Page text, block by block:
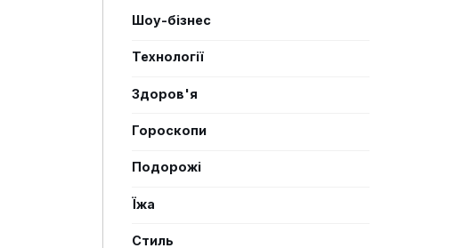
Шоу-бізнес
Технології
Здоров'я
Гороскопи
Подорожі
Їжа
Стиль